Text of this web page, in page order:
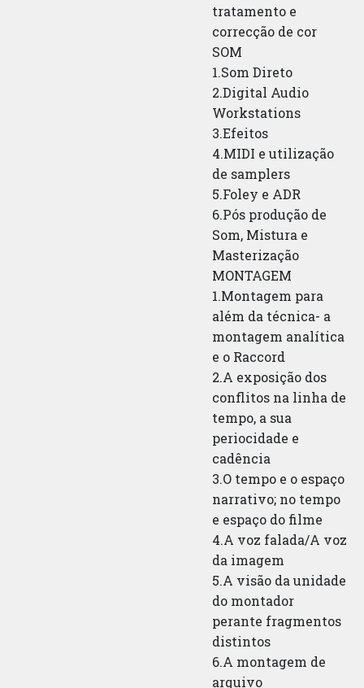
tratamento e
correcção de cor
SOM
1.Som Direto
2.Digital Audio
Workstations
3.Efeitos
4.MIDI e utilização
de samplers
5.Foley e ADR
6.Pós produção de
Som, Mistura e
Masterização
MONTAGEM
1.Montagem para
além da técnica- a
montagem analítica
e o Raccord
2.A exposição dos
conflitos na linha de
tempo, a sua
periocidade e
cadência
3.O tempo e o espaço
narrativo; no tempo
e espaço do filme
4.A voz falada/A voz
da imagem
5.A visão da unidade
do montador
perante fragmentos
distintos
6.A montagem de
arquivo